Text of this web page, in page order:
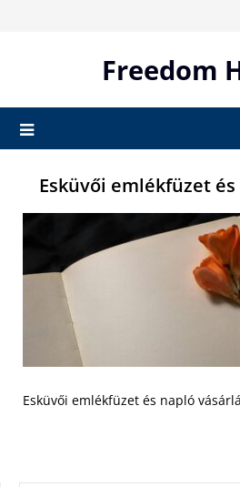
Freedom
Esküvői emlékfüzet
Esküvői emlékfüzet és napló